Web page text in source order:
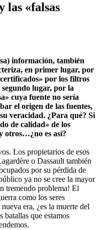
las «falsas
información, también
en primer lugar, por
por los filtros
lugar, por la
cuya fuente no sería
el origen de las fuentes,
veracidad. ¿Para qué? Si
de calidad» de los
otros…¿no es así?
Los propietarios de esos
o Dassault también
por su pérdida de
ya no se cree la mayor
tremendo problema! El
como los seres
era, ¿es la muerte del
batallas que estamos